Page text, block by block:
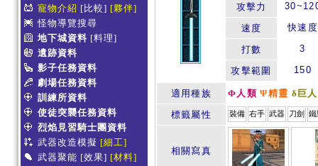
寵物介紹 [比較] [夥伴]
怪物導覽搜尋
地下城資料 [料理]
遺跡資料
影子任務資料
劇場任務資料
訓練所資料
使徒突襲任務資料
烈焰見習騎士團資料
武器改造模擬 [細工]
武器聚能 [效果] [材料]
攻擊力
速度 快速度
打數 3
攻擊範圍 150
適用種族 Φ人類 Ψ精靈 δ巨人
標籤屬性
裝備 右手 武器 刀劍 鐵
相關寫真